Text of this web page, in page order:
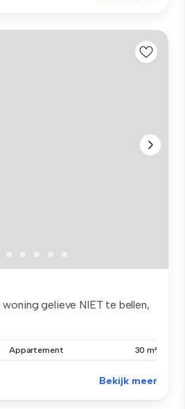
gelieve NIET te bellen,
Appartement 30 m²
Bekijk meer